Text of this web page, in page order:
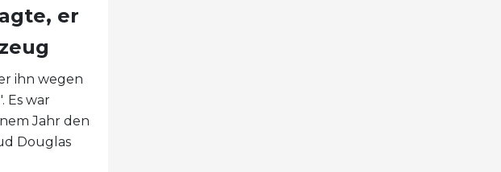
er
ihn wegen
Es war
Jahr den
Douglas